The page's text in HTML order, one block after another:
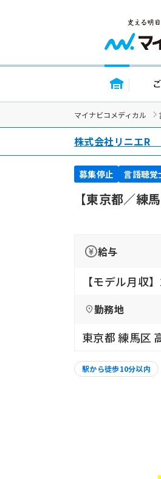
トップ
マイナビコメディカル
株式会社リニエR
募集停止 言語聴覚
【東京都／練
給与
【モデル月収
勤務地
東京都 練馬区
駅から徒歩10分以内